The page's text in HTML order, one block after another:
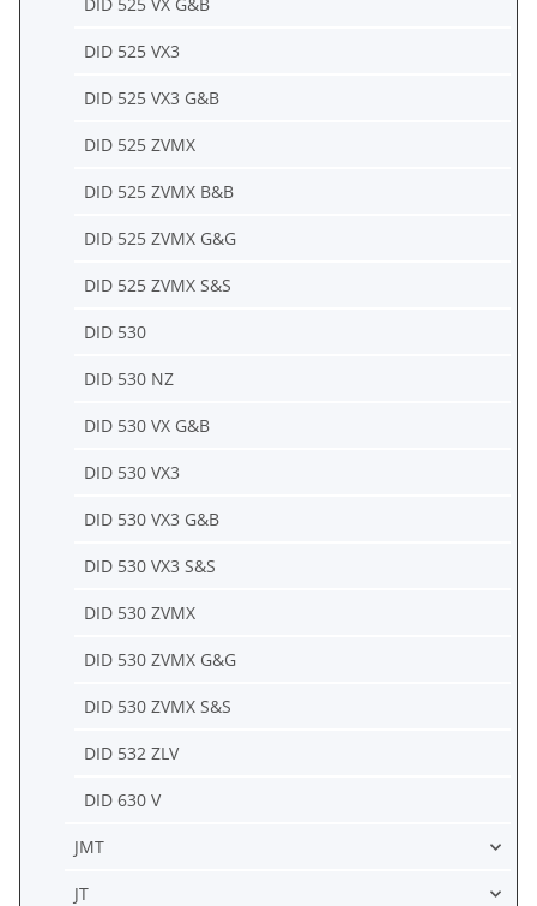
DID 525 VX3
DID 525 VX3 G&B
DID 525 ZVMX
DID 525 ZVMX B&B
DID 525 ZVMX G&G
DID 525 ZVMX S&S
DID 530
DID 530 NZ
DID 530 VX G&B
DID 530 VX3
DID 530 VX3 G&B
DID 530 VX3 S&S
DID 530 ZVMX
DID 530 ZVMX G&G
DID 530 ZVMX S&S
DID 532 ZLV
DID 630 V
JMT
JT